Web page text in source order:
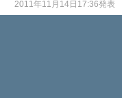
2011年11月14日17:36発表